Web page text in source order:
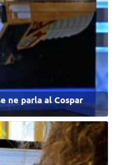
ne parla al Cospar